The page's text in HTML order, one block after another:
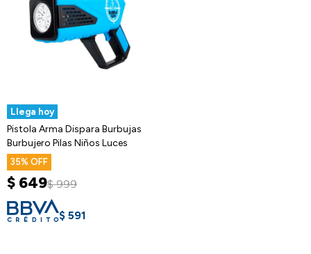
Llega hoy
Pistola Arma Dispara Burbujas
Burbujero Pilas Niños Luces
35
$ 649$ 999
$ 591